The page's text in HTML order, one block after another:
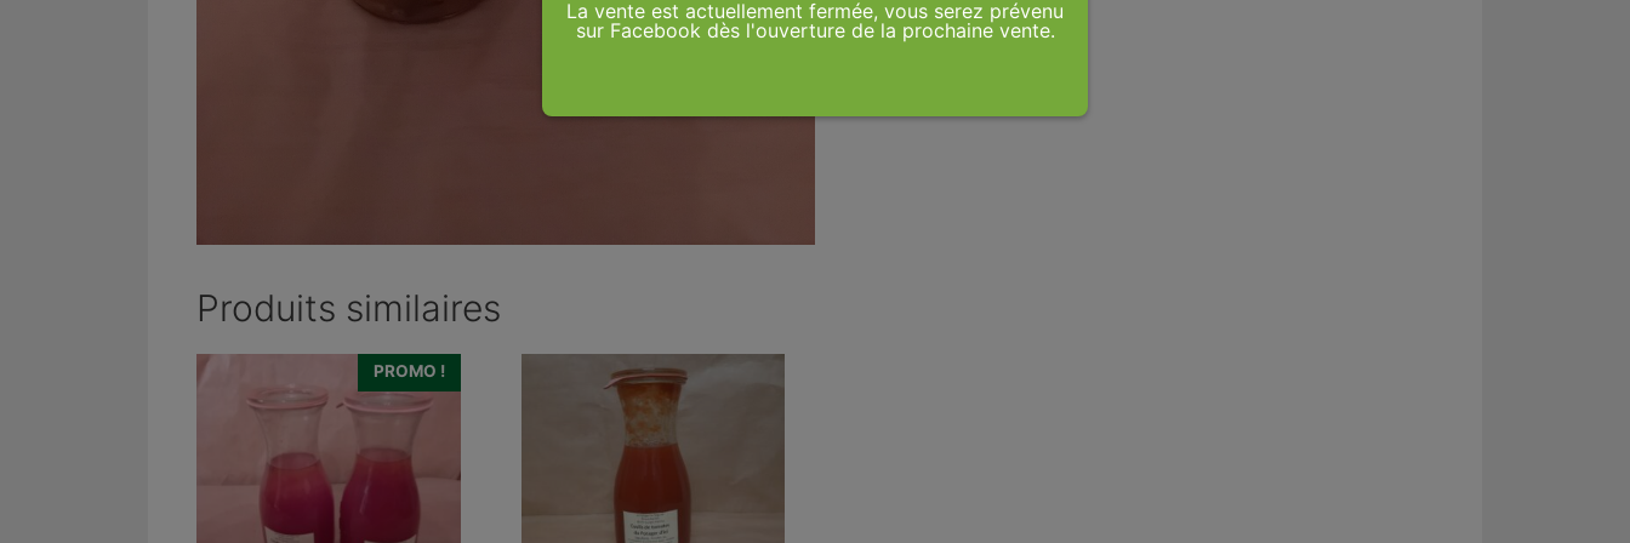
Catégorie :Autres
Produits similaires
PROMO !
La vente est actuellement fermée, vous serez prévenu
sur Facebook dès l'ouverture de la prochaine vente.